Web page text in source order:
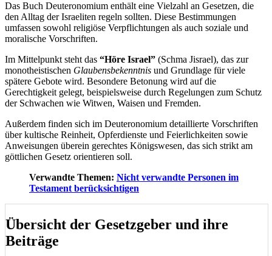
Das Buch Deuteronomium enthält eine Vielzahl an Gesetzen, die
den Alltag der Israeliten regeln sollten. Diese Bestimmungen
umfassen sowohl religiöse Verpflichtungen als auch soziale und
moralische Vorschriften.
Im Mittelpunkt steht das “Höre Israel” (Schma Jisrael), das zur
monotheistischen Glaubensbekenntnis und Grundlage für viele
spätere Gebote wird. Besondere Betonung wird auf die
Gerechtigkeit gelegt, beispielsweise durch Regelungen zum Schutz
der Schwachen wie Witwen, Waisen und Fremden.
Außerdem finden sich im Deuteronomium detaillierte Vorschriften
über kultische Reinheit, Opferdienste und Feierlichkeiten sowie
Anweisungen überein gerechtes Königswesen, das sich strikt am
göttlichen Gesetz orientieren soll.
Verwandte Themen: Nicht verwandte Personen im
Testament berücksichtigen
Übersicht der Gesetzgeber und ihre
Beiträge